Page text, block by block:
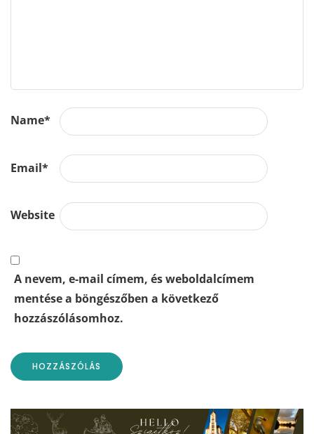
Name*
Email*
Website
A nevem, e-mail címem, és weboldalcímem
mentése a böngészőben a következő
hozzászólásomhoz.